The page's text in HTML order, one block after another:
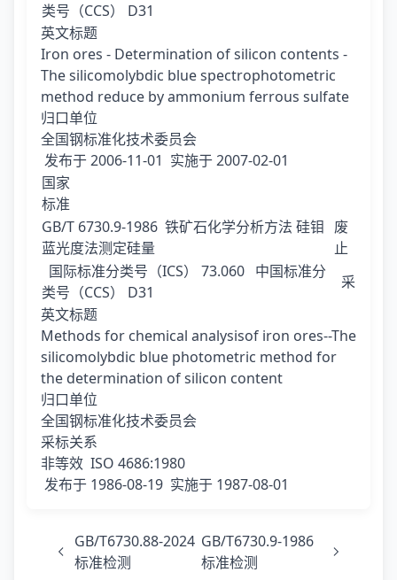
类号（CCS）
D31
英文标题
Iron ores - Determination of silicon contents -
The silicomolybdic blue spectrophotometric
method reduce by ammonium ferrous sulfate
归口单位
全国钢标准化技术委员会
发布于2006-11-01 实施于2007-02-01
国家
标准
GB/T 6730.9-1986 铁矿石化学分析方法 硅钼
蓝光度法测定硅量
废
止
国际标准分类号（ICS）
73.060 中国标准分
类号（CCS）
D31
采
英文标题
Methods for chemical analysisof iron ores--The
silicomolybdic blue photometric method for
the determination of silicon content
归口单位
全国钢标准化技术委员会
采标关系
非等效 ISO 4686:1980
发布于 1986-08-19 实施于 1987-08-01
GB/T6730.88-2024
标准检测
GB/T6730.9-1986
标准检测